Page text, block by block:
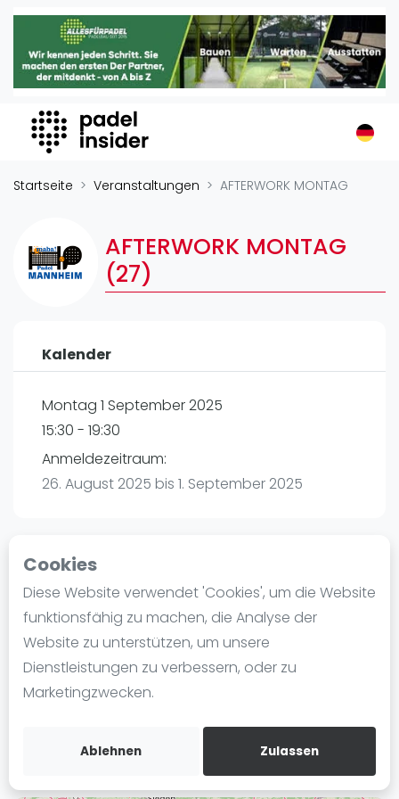
Cookies
Diese Website verwendet 'Cookies', um die Website
funktionsfähig zu machen, die Analyse der
Website zu unterstützen, um unsere
Dienstleistungen zu verbessern, oder zu
Marketingzwecken.
Ablehnen Zulassen
Padel Insider
Home
Organisationen
Buchungssysteme
Padel-Shops
Verschiedenes
Veranstaltungen
International
Ranking
Männer
Frauen
Blog
Die Geschichte von Padel
Regeln und Punktzählung
Padel Schläge
Video
Startseite Veranstaltungen AFTERWORK MONTAG
AFTERWORK MONTAG
(27)
Kalender
Montag 1 September 2025
15:30 - 19:30
Anmeldezeitraum:
26. August 2025 bis 1. September 2025
Playtomic
maba! Padel Mannheim | Mannheim
Christian-Friedrich-Schwan-Straße 5-7
68167Mannheim
Routebeschrijving